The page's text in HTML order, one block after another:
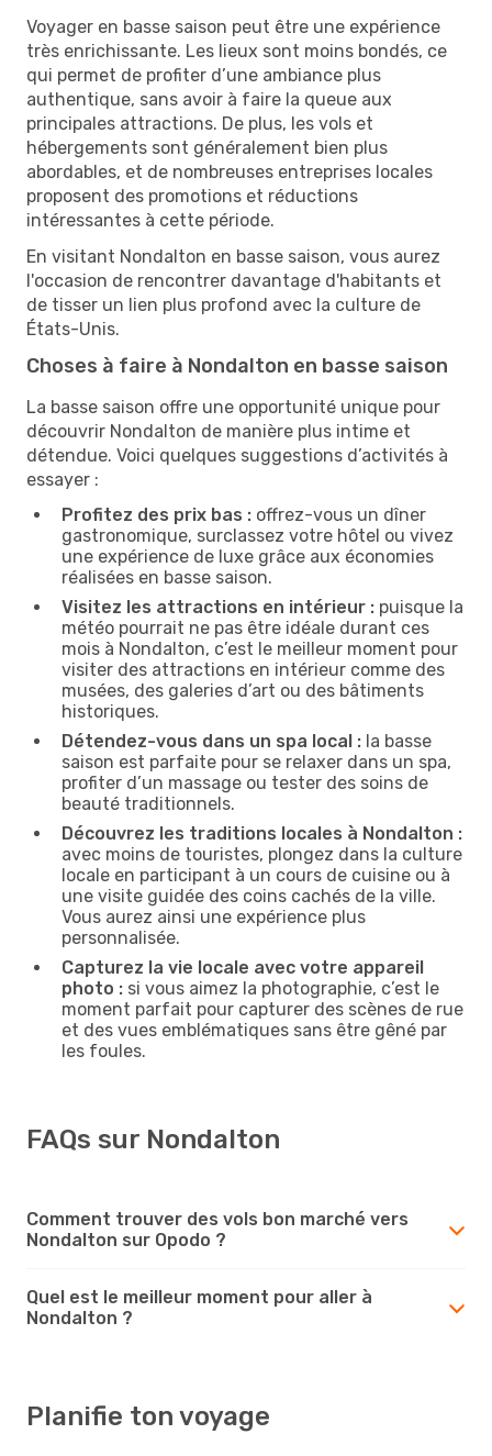
Voyager en basse saison peut être une expérience
très enrichissante. Les lieux sont moins bondés, ce
qui permet de profiter d’une ambiance plus
authentique, sans avoir à faire la queue aux
principales attractions. De plus, les vols et
hébergements sont généralement bien plus
abordables, et de nombreuses entreprises locales
proposent des promotions et réductions
intéressantes à cette période.
En visitant Nondalton en basse saison, vous aurez
l'occasion de rencontrer davantage d'habitants et
de tisser un lien plus profond avec la culture de
États-Unis.
Choses à faire à Nondalton en basse saison
La basse saison offre une opportunité unique pour
découvrir Nondalton de manière plus intime et
détendue. Voici quelques suggestions d’activités à
essayer :
Profitez des prix bas : offrez-vous un dîner
gastronomique, surclassez votre hôtel ou vivez
une expérience de luxe grâce aux économies
réalisées en basse saison.
Visitez les attractions en intérieur : puisque la
météo pourrait ne pas être idéale durant ces
mois à Nondalton, c’est le meilleur moment pour
visiter des attractions en intérieur comme des
musées, des galeries d’art ou des bâtiments
historiques.
Détendez-vous dans un spa local : la basse
saison est parfaite pour se relaxer dans un spa,
profiter d’un massage ou tester des soins de
beauté traditionnels.
Découvrez les traditions locales à Nondalton :
avec moins de touristes, plongez dans la culture
locale en participant à un cours de cuisine ou à
une visite guidée des coins cachés de la ville.
Vous aurez ainsi une expérience plus
personnalisée.
Capturez la vie locale avec votre appareil
photo : si vous aimez la photographie, c’est le
moment parfait pour capturer des scènes de rue
et des vues emblématiques sans être gêné par
les foules.
FAQs sur Nondalton
Comment trouver des vols bon marché vers
Nondalton sur Opodo ?
Quel est le meilleur moment pour aller à
Nondalton ?
Planifie ton voyage